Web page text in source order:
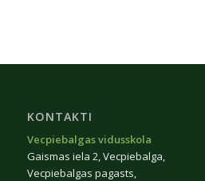
KONTAKTI
Vecpiebalgas vidusskola
Gaismas iela 2, Vecpiebalga,
Vecpiebalgas pagasts,